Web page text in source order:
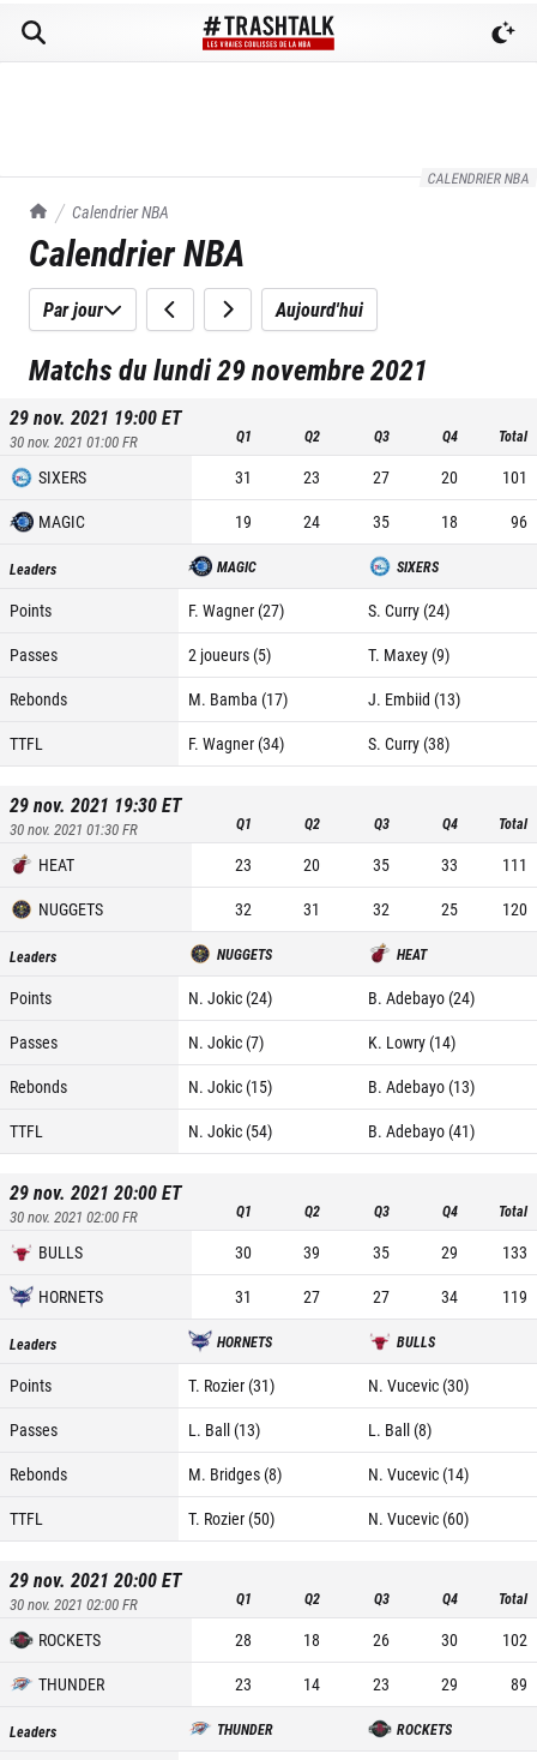
CALENDRIER NBA
TrashTalk Actu NBA
Calendrier NBA
Calendrier NBA
Par jour Aujourd'hui
Matchs du lundi 29 novembre 2021
29 nov. 2021 19:00ET
30 nov. 2021 01:00FR Q1 Q2 Q3 Q4 Total
SIXERS 31 23 27 20
101
MAGIC
19 24 35 18 96
Leaders MAGIC SIXERS
Points F. Wagner (27)
S. Curry (24)
Passes
2 joueurs (5)
T. Maxey (9)
Rebonds
M. Bamba (17)
J. Embiid (13)
TTFL
F. Wagner (34) S. Curry (38)
29 nov. 2021 19:30ET
30 nov. 2021 01:30FR Q1 Q2 Q3 Q4 Total
HEAT 23 20 35 33
111
NUGGETS
32 31 32 25 120
Leaders NUGGETS HEAT
Points N. Jokic (24)
B. Adebayo (24)
Passes
N. Jokic (7)
K. Lowry (14)
Rebonds
N. Jokic (15)
B. Adebayo (13)
TTFL
N. Jokic (54) B. Adebayo (41)
29 nov. 2021 20:00ET
30 nov. 2021 02:00FR Q1 Q2 Q3 Q4 Total
BULLS 30 39 35 29
133
HORNETS
31 27 27 34 119
Leaders HORNETS BULLS
Points T. Rozier (31)
N. Vucevic (30)
Passes
L. Ball (13)
L. Ball (8)
Rebonds
M. Bridges (8)
N. Vucevic (14)
TTFL
T. Rozier (50) N. Vucevic (60)
29 nov. 2021 20:00ET
30 nov. 2021 02:00FR Q1 Q2 Q3 Q4 Total
ROCKETS 28 18 26 30
102
THUNDER
23 14 23 29 89
Leaders THUNDER ROCKETS